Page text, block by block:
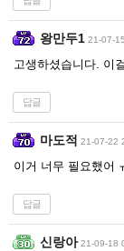
왕만두1 21-07-
고생하셨습니다. 이
답글
마도적 21-07-22
이거 너무 필요했어
답글
신랑아 21-09-18